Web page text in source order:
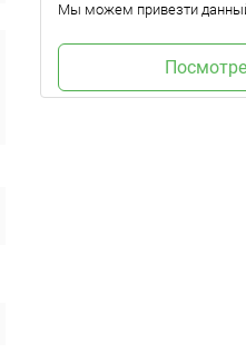
Мы можем привезти